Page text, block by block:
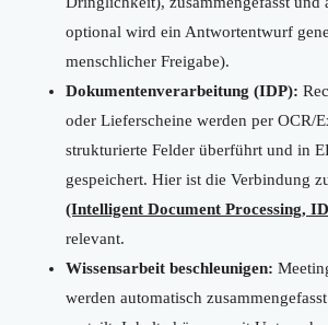
optional wird ein Antwortentwurf
menschlicher Freigabe).
Dokumentenverarbeitung (IDP):
oder Lieferscheine werden per OCR/
strukturierte Felder überführt und in
gespeichert. Hier ist die Verbindung
(Intelligent Document Processing,
relevant.
Wissensarbeit beschleunigen:
werden automatisch